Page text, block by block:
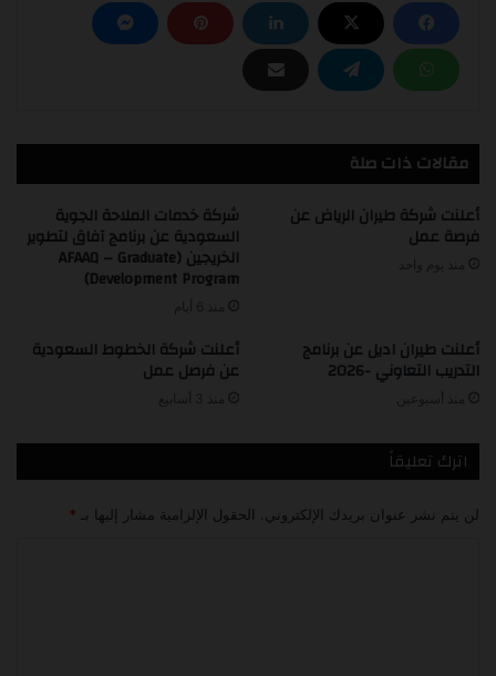
مقالات ذات صلة
أعلنت شركة طيران الرياض عن
فرصة عمل
شركة خدمات الملاحة الجوية
السعودية عن برنامج آفاق لتطوير
الخريجين (AFAAQ – Graduate
Development Program)
أعلنت طيران اديل عن برنامج
التدريب التعاوني -2026
أعلنت شركة الخطوط السعودية
عن فرصل عمل
اترك تعليقاً
لن يتم نشر عنوان بريدك الإلكتروني. الحقول الإلزامية مشار إليها بـ *